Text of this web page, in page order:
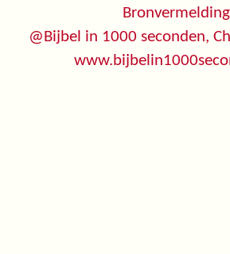
@Bijbel in 1000 seconden,